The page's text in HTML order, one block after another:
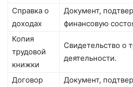
Справка о
доходах
Документ,
финансовую
Копия
трудовой
книжки
Свидетельство о
деятельности.
Договор
Документ,